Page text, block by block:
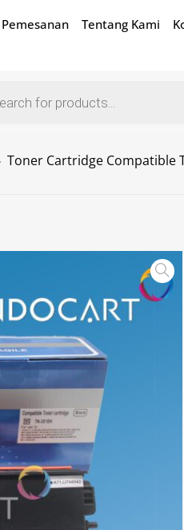
Tentang Kami
Toner Cartridge Compatible